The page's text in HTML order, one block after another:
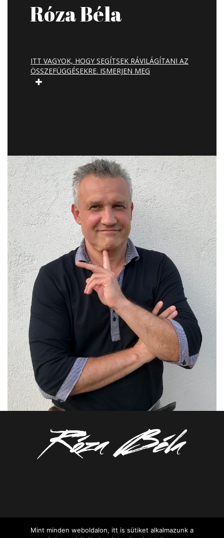
Róza Béla
ITT VAGYOK, HOGY SEGÍTSEK RÁVILÁGÍTANI AZ
ÖSSZEFÜGGÉSEKRE. ISMERJEN MEG
Mint minden weboldalon, itt is sütiket alkalmazunk a